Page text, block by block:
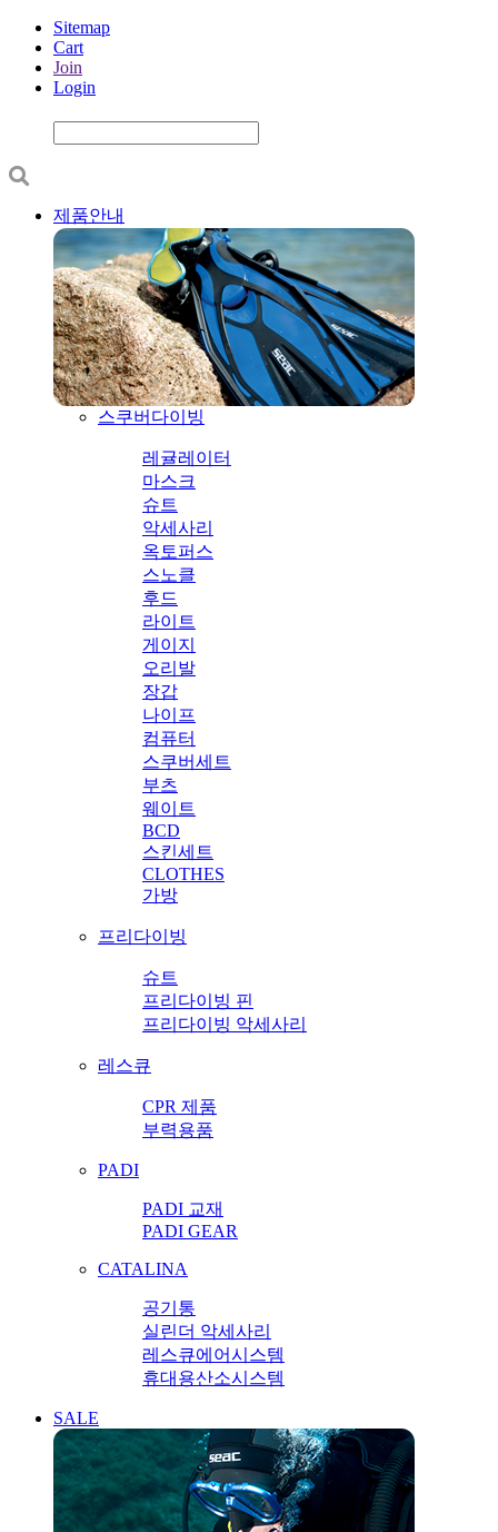
Sitemap
Cart
Join
Login
제품안내
스쿠버다이빙
레귤레이터
마스크
슈트
악세사리
옥토퍼스
스노클
후드
라이트
게이지
오리발
장갑
나이프
컴퓨터
스쿠버세트
부츠
웨이트
BCD
스킨세트
CLOTHES
가방
프리다이빙
슈트
프리다이빙 핀
프리다이빙 악세사리
레스큐
CPR 제품
부력용품
PADI
PADI 교재
PADI GEAR
CATALINA
공기통
실린더 악세사리
레스큐에어시스템
휴대용산소시스템
SALE